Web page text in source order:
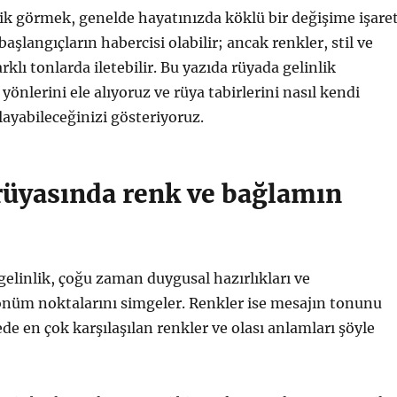
görmek, genelde hayatınızda köklü bir değişime
habercisi olabilir; ancak renkler, stil ve
tonlarda iletebilir. Bu yazıda rüyada gelinlik
ele alıyoruz ve rüya tabirlerini nasıl kendi
gösteriyoruz.
renk ve bağlamın
çoğu zaman duygusal hazırlıkları ve
noktalarını simgeler. Renkler ise mesajın tonunu
en çok karşılaşılan renkler ve olası anlamları şöyle